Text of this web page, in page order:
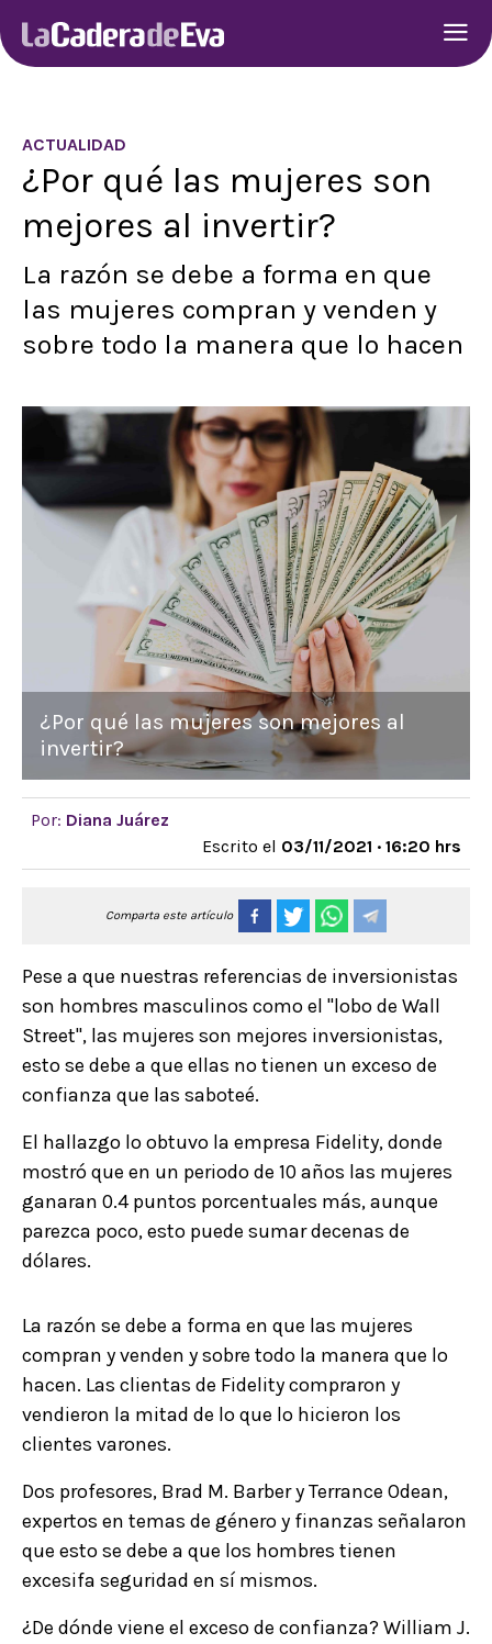
ACTUALIDAD
¿Por qué las mujeres son
mejores al invertir?
La razón se debe a forma en que
las mujeres compran y venden y
sobre todo la manera que lo hacen
¿Por qué las mujeres son mejores al
invertir?
Por: Diana Juárez
Escrito el 03/11/2021 · 16:20 hrs
Comparta este artículo
Pese a que nuestras referencias de inversionistas
son hombres masculinos como el "lobo de Wall
Street", las mujeres son mejores inversionistas,
esto se debe a que ellas no tienen un exceso de
confianza que las saboteé.
El hallazgo lo obtuvo la empresa Fidelity, donde
mostró que en un periodo de 10 años las mujeres
ganaran 0.4 puntos porcentuales más, aunque
parezca poco, esto puede sumar decenas de
dólares.
La razón se debe a forma en que las mujeres
compran y venden y sobre todo la manera que lo
hacen. Las clientas de Fidelity compraron y
vendieron la mitad de lo que lo hicieron los
clientes varones.
Dos profesores, Brad M. Barber y Terrance Odean,
expertos en temas de género y finanzas señalaron
que esto se debe a que los hombres tienen
excesifa seguridad en sí mismos.
¿De dónde viene el exceso de confianza? William J.